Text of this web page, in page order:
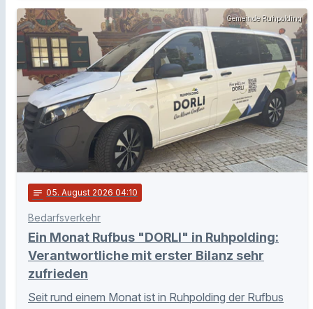
Gemeinde Ruhpolding
notes 05. August 2026 04:10
Bedarfsverkehr
Ein Monat Rufbus "DORLI" in Ruhpolding:
Verantwortliche mit erster Bilanz sehr
zufrieden
Seit rund einem Monat ist in Ruhpolding der Rufbus